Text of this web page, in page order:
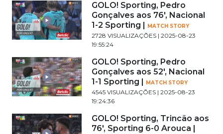
GOLO! Sporting, Pedro
Gonçalves aos 76', Nacional
1-2 Sporting |
MATCH STORY
2728 VISUALIZAÇÕES | 2025-08-23
19:55:24
GOLO! Sporting, Pedro
Gonçalves aos 52', Nacional
1-1 Sporting |
MATCH STORY
4545 VISUALIZAÇÕES | 2025-08-23
19:24:36
GOLO! Sporting, Trincão aos
76', Sporting 6-0 Arouca |